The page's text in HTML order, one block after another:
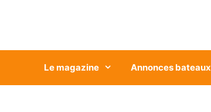
Le magazine Annonces bateaux